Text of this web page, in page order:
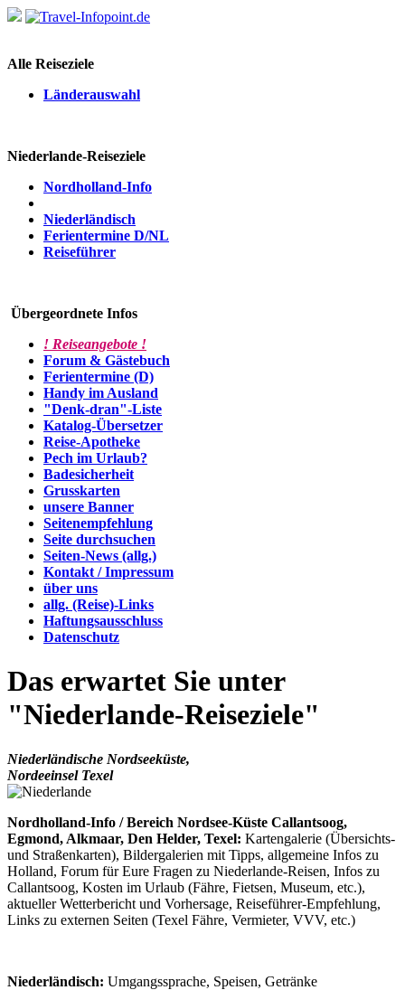
Alle Reiseziele
Länderauswahl
Niederlande-Reiseziele
Nordholland-Info
Niederländisch
Ferientermine D/NL
Reiseführer
Übergeordnete Infos
! Reiseangebote !
Forum & Gästebuch
Ferientermine (D)
Handy im Ausland
"Denk-dran"-Liste
Katalog-Übersetzer
Reise-Apotheke
Pech im Urlaub?
Badesicherheit
Grusskarten
unsere Banner
Seitenempfehlung
Seite durchsuchen
Seiten-News (allg.)
Kontakt / Impressum
über uns
allg. (Reise)-Links
Haftungsausschluss
Datenschutz
Das erwartet Sie unter
"Niederlande-Reiseziele"
Niederländische Nordseeküste,
Nordeeinsel Texel
Nordholland-Info / Bereich Nordsee-Küste Callantsoog,
Egmond, Alkmaar, Den Helder, Texel: Kartengalerie (Übersichts-
und Straßenkarten), Bildergalerien mit Tipps, allgemeine Infos zu
Holland, Forum für Eure Fragen zu Niederlande-Reisen, Infos zu
Callantsoog, Kosten im Urlaub (Fähre, Fietsen, Museum, etc.),
aktueller Wetterbericht und Vorhersage, Reiseführer-Empfehlung,
Links zu externen Seiten (Texel Fähre, Vermieter, VVV, etc.)
Niederländisch: Umgangssprache, Speisen, Getränke